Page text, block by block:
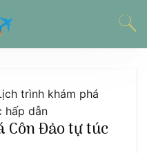
trình khám phá
hấp dẫn
Đảo tự túc